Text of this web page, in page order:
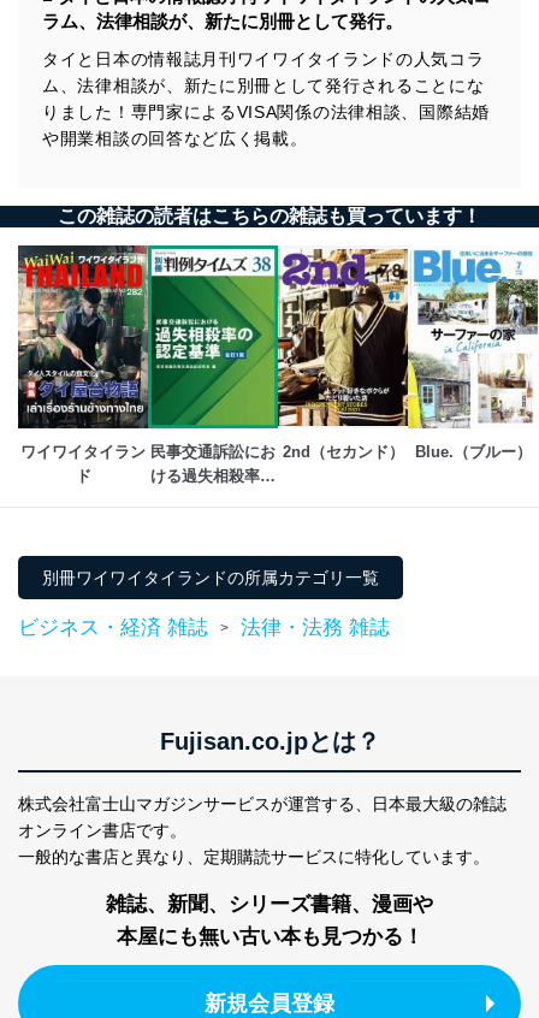
ラム、法律相談が、新たに別冊として発行。
タイと日本の情報誌月刊ワイワイタイランドの人気コラ
ム、法律相談が、新たに別冊として発行されることにな
りました！専門家によるVISA関係の法律相談、国際結婚
や開業相談の回答など広く掲載。
この雑誌の読者はこちらの雑誌も買っています！
ワイワイタイラン
ド
民事交通訴訟にお
ける過失相殺率の
2nd（セカンド） Blue.（ブルー）
別冊ワイワイタイランドの所属カテゴリ一覧
ビジネス・経済 雑誌 > 法律・法務 雑誌
Fujisan.co.jpとは？
株式会社富士山マガジンサービスが運営する、
日本最大級の雑誌
オンライン書店です。
一般的な書店と異なり、 定期購読サービスに特化しています。
雑誌、新聞、シリーズ書籍、漫画や
本屋にも無い古い本も見つかる！
新規会員登録